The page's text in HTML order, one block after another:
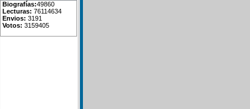
Biografías:49860
Lecturas: 76114634
Envios: 3191
Votos: 3159405